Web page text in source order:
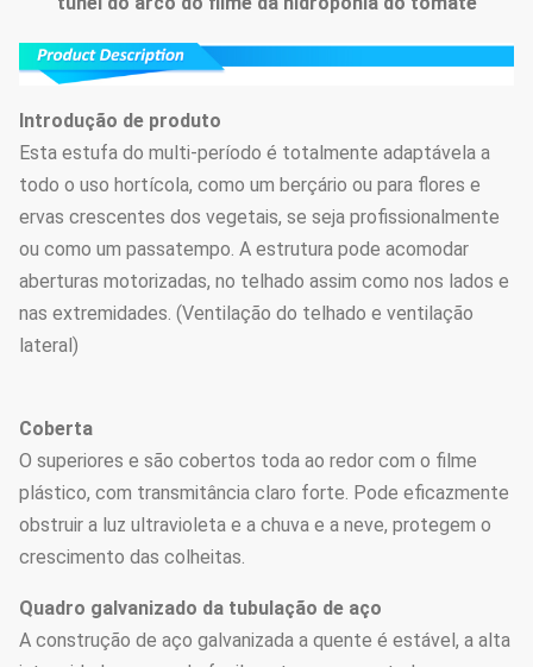
Introdução de produto
Esta estufa do multi-período é totalmente adaptávela a
todo o uso hortícola, como um berçário ou para flores e
ervas crescentes dos vegetais, se seja profissionalmente
ou como um passatempo. A estrutura pode acomodar
aberturas motorizadas, no telhado assim como nos lados e
nas extremidades. (Ventilação do telhado e ventilação
lateral)
Coberta
O superiores e são cobertos toda ao redor com o filme
plástico, com transmitância claro forte. Pode eficazmente
obstruir a luz ultravioleta e a chuva e a neve, protegem o
crescimento das colheitas.
Quadro galvanizado da tubulação de aço
A construção de aço galvanizada a quente é estável, a alta